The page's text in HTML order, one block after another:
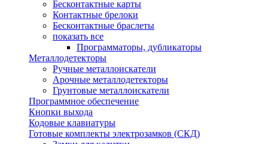
Бесконтактные карты
Контактные брелоки
Бесконтактные браслеты
показать все
Программаторы, дубликаторы
Металлодетекторы
Ручные металлоискатели
Арочные металлодетекторы
Грунтовые металлоискатели
Программное обеспечение
Кнопки выхода
Кодовые клавиатуры
Готовые комплекты электрозамков (СКД)